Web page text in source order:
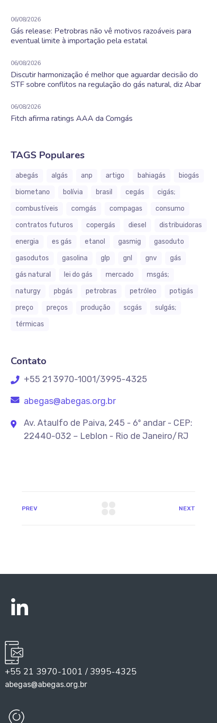
06/08/2026
Gás release: Petrobras não vê motivos razoáveis para
eventual limite à importação pela estatal
06/08/2026
Discutir harmonização é melhor que aguardar decisão do
STF sobre conflitos na regulação do gás natural, diz Abar
06/08/2026
Fitch afirma ratings AAA da Comgás
TAGS Populares
abegás algás anp artigo bahiagás
biogás
biometano
bolívia brasil cegás
cigás;
combustíveis
comgás compagas
consumo
contratos futuros
copergás diesel
distribuidoras
energia
es gás etanol gasmig
gasoduto
gasodutos
gasolina glp gnl gnv
gás
gás natural
lei do gás mercado
msgás;
naturgy
pbgás petrobras petróleo
potigás
preço
preços produção scgás
sulgás;
térmicas
Contato
+55 21 3970-1001/3995-4325
abegas@abegas.org.br
Av. Ataulfo de Paiva, 245 - 6º andar - CEP:
22440-032 – Leblon - Rio de Janeiro/RJ
PREV NEXT
+55 21 3970-1001 / 3995-4325
abegas@abegas.org.br